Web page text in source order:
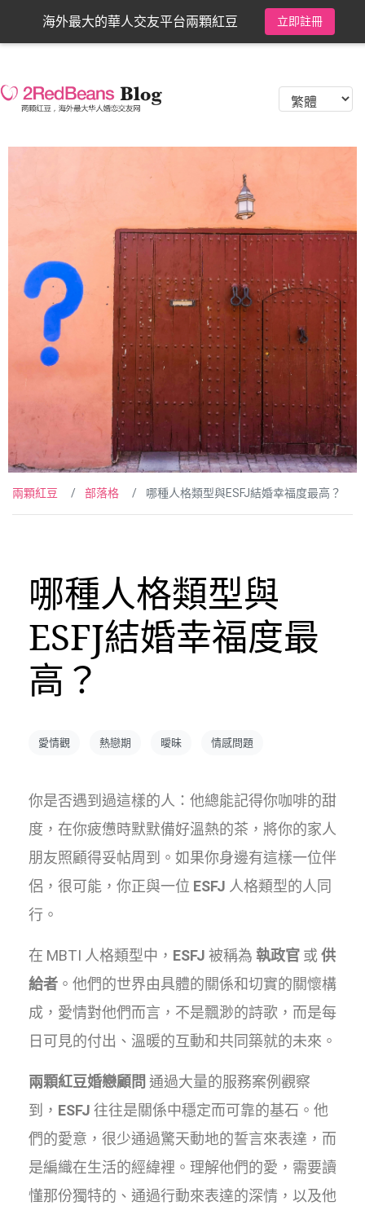
海外最大的華人交友平台兩顆紅豆 立即註冊
兩顆紅豆 部落格 哪種人格類型與ESFJ結婚幸福度最高？
哪種人格類型與
ESFJ結婚幸福度最
高？
愛情觀 熱戀期 曖昧 情感問題
你是否遇到過這樣的人：他總能記得你咖啡的甜
度，在你疲憊時默默備好溫熱的茶，將你的家人
朋友照顧得妥帖周到。如果你身邊有這樣一位伴
侶，很可能，你正與一位 ESFJ 人格類型的人同
行。
在 MBTI 人格類型中， ESFJ 被稱為 執政官 或供
給者 。他們的世界由具體的關係和切實的關懷構
成，愛情對他們而言，不是飄渺的詩歌，而是每
日可見的付出、溫暖的互動和共同築就的未來。
兩顆紅豆婚戀顧問 通過大量的服務案例觀察
到， ESFJ 往往是關係中穩定而可靠的基石。他
們的愛意，很少通過驚天動地的誓言來表達，而
是編織在生活的經緯裡。理解他們的愛，需要讀
懂那份獨特的、通過行動來表達的深情，以及他